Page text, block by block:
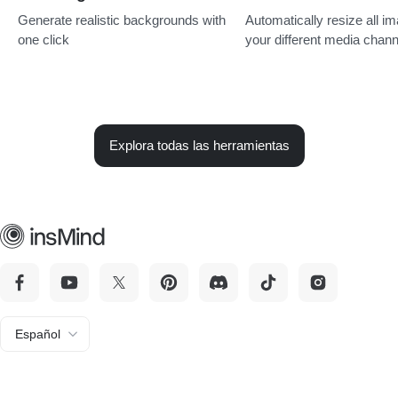
Generate realistic backgrounds with
one click
Automatically resize all
your different media
Explora todas las herramientas
Español